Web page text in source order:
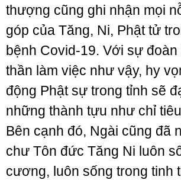
thượng cũng ghi nhận mọi
góp của Tăng, Ni, Phật tử
bệnh Covid-19. Với sự đoàn
thần làm việc như vậy, hy
động Phật sự trong tỉnh sẽ
những thành tựu như chỉ
Bên cạnh đó, Ngài cũng đã
chư Tôn đức Tăng Ni luôn
cương, luôn sống trong tinh